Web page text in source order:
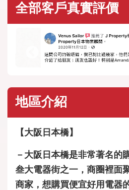
全部客戶真實評價
地區介紹
【大阪日本橋】
－大阪日本橋是非常著名的
叁大電器街之一，商圈裡面
商家，想購買便宜好用電器